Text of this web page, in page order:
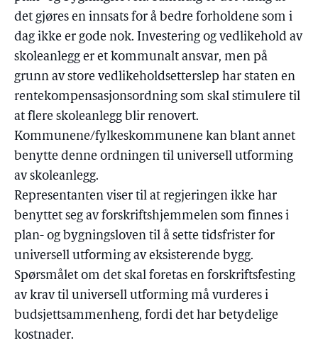
det gjøres en innsats for å bedre forholdene som i
dag ikke er gode nok. Investering og vedlikehold av
skoleanlegg er et kommunalt ansvar, men på
grunn av store vedlikeholdsetterslep har staten en
rentekompensasjonsordning som skal stimulere til
at flere skoleanlegg blir renovert.
Kommunene/fylkeskommunene kan blant annet
benytte denne ordningen til universell utforming
av skoleanlegg.
Representanten viser til at regjeringen ikke har
benyttet seg av forskriftshjemmelen som finnes i
plan- og bygningsloven til å sette tidsfrister for
universell utforming av eksisterende bygg.
Spørsmålet om det skal foretas en forskriftsfesting
av krav til universell utforming må vurderes i
budsjettsammenheng, fordi det har betydelige
kostnader.